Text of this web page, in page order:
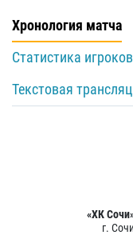
Хронология матча
Статистика игроков
Текстовая
«ХК
г.